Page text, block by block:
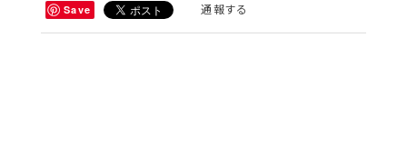
Save 通報する